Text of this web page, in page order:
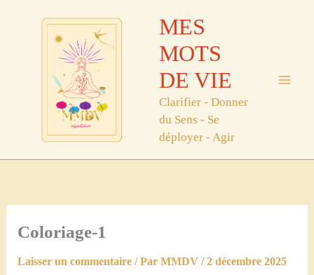
MES
MOTS
DE VIE
Clarifier - Donner
du Sens - Se
déployer - Agir
Coloriage-1
Laisser un commentaire / Par MMDV /2 décembre 2025